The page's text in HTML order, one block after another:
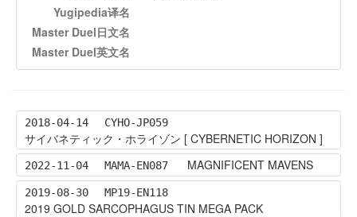
Yugipedia译名
Master Duel日文名
Master Duel英文名
2018-04-14 CYHO-JP059
サイバネティック・ホライゾン [ CYBERNETIC HORIZON ]
2022-11-04 MAMA-EN087 MAGNIFICENT MAVENS
2019-08-30 MP19-EN118
2019 GOLD SARCOPHAGUS TIN MEGA PACK